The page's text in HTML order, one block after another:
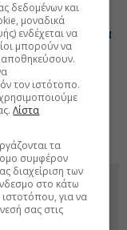
EBITDA στα
η Coca Cola
Fractal
δεδομένων και
μοναδικά
ενδέχεται να
μπορούν να
τον ιστότοπο.
χρησιμοποιούμε
Λίστα
τα
συμφέρον
διαχείριση των
στο κάτω
για να
σας στις